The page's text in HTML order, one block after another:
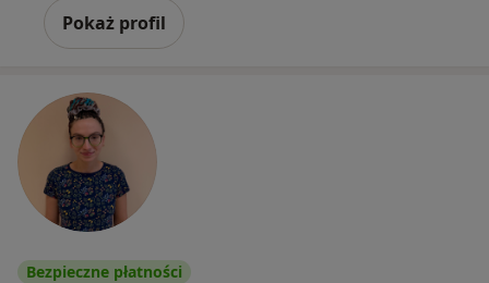
Pokaż profil
Bezpieczne płatności